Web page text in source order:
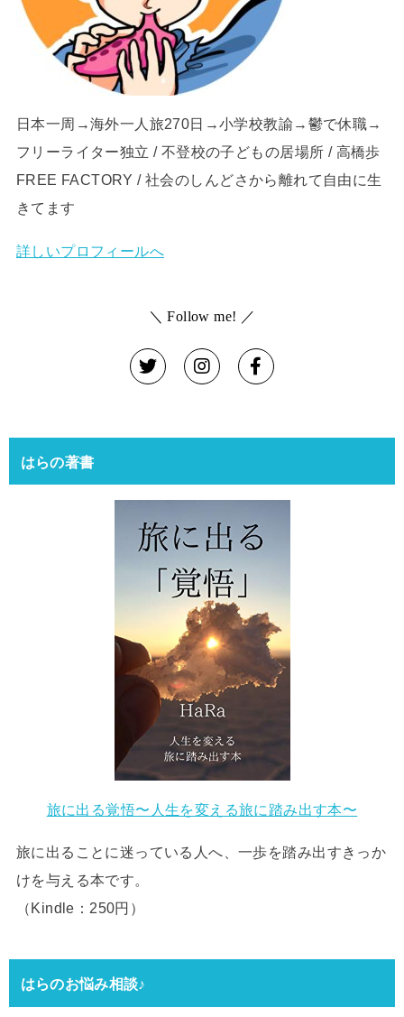
日本一周→海外一人旅270日→小学校教諭→鬱で休職→
フリーライター独立 / 不登校の子どもの居場所 / 高橋歩
FREE FACTORY / 社会のしんどさから離れて自由に生
きてます
詳しいプロフィールへ
＼ Follow me! ／
はらの著書
旅に出る覚悟〜人生を変える旅に踏み出す本〜
旅に出ることに迷っている人へ、一歩を踏み出すきっか
けを与える本です。
（Kindle：250円）
はらのお悩み相談♪